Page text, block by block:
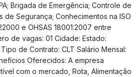
Brigada de Emergência; Controle de
de Segurança; Conhecimentos na ISO
e OHSAS 18001:2007 entre
de vagas: 01 Cidade: Estado:
Tipo de Contrato: CLT Salário Mensal:
Oferecidos: A empresa
com o mercado, Rota, Alimentação